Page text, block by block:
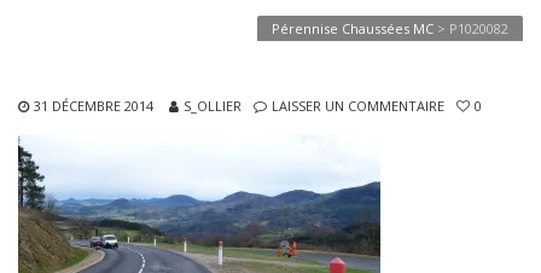
Pérennise Chaussées MC > P1020082
31 DÉCEMBRE 2014 S_OLLIER LAISSER UN COMMENTAIRE 0